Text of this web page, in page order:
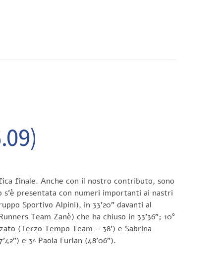
finale. Anche con il nostro contributo, sono
presentata con numeri importanti ai nastri
Sportivo Alpini), in 33’20” davanti al
Team Zanè) che ha chiuso in 33’36”; 10°
(Terzo Tempo Team – 38’) e Sabrina
e 3^ Paola Furlan (48’06”).